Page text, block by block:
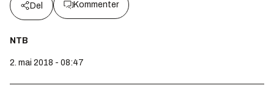
Del Kommenter
NTB
2. mai 2018 - 08:47